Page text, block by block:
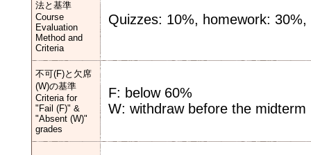
法と基準
Course
Evaluation
Method and
Criteria
Quizzes: 10%, homework:
不可(F)と欠席
(W)の基準
Criteria for
"Fail (F)" &
"Absent (W)"
grades
F: below 60%
W: withdraw before the midterm